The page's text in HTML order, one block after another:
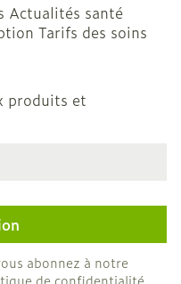
Actualités santé
Tarifs des soins
produits et
abonnez à notre
de confidentialité